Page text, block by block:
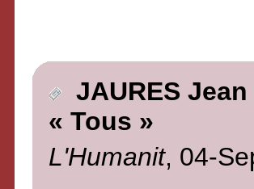
JAURES Jean
« Tous »
L'Humanit, 04-